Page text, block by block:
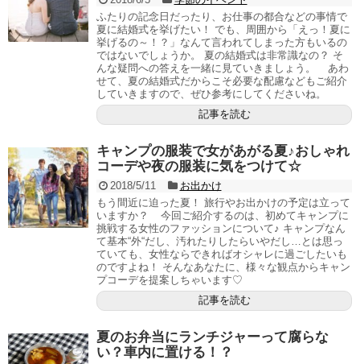
ふたりの記念日だったり、お仕事の都合などの事情で
夏に結婚式を挙げたい！ でも、周囲から「えっ！夏に
挙げるの～！？」なんて言われてしまった方もいるの
ではないでしょうか。 夏の結婚式は非常識なの？ そ
んな疑問への答えを一緒に見ていきましょう。 あわ
せて、夏の結婚式だからこそ必要な配慮などもご紹介
していきますので、ぜひ参考にしてくださいね。
記事を読む
キャンプの服装で女があがる夏♪おしゃれ
コーデや夜の服装に気をつけて☆
2018/5/11
お出かけ
もう間近に迫った夏！ 旅行やお出かけの予定は立って
いますか？ 今回ご紹介するのは、初めてキャンプに
挑戦する女性のファッションについて♪ キャンプなん
て基本“外“だし、汚れたりしたらいやだし…とは思っ
ていても、女性ならできればオシャレに過ごしたいも
のですよね！ そんなあなたに、様々な観点からキャン
プコーデを提案しちゃいます♡
記事を読む
夏のお弁当にランチジャーって腐らな
い？車内に置ける！？